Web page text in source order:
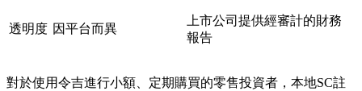
透明度 因平台而異
上市公司提供經審計的財務
報告
對於使用令吉進行小額、定期購買的零售投資者，本地SC註